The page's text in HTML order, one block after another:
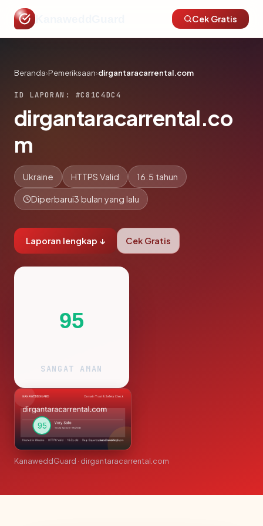
Cek Gratis
Beranda›Pemeriksaan›dirgantaracarrental.com
ID LAPORAN: #C81C4DC4
dirgantaracarrental.co
m
Ukraine HTTPS Valid 16.5 tahun
Diperbarui3 bulan yang lalu
Laporan lengkap ↓ Cek Gratis
95
SANGAT AMAN
KanaweddGuard · dirgantaracarrental.com